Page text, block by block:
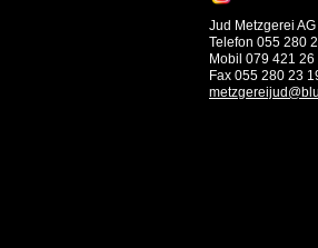
Jud Metzgerei
Telefon 055 280
Mobil 079 421 26
Fax 055 280 23